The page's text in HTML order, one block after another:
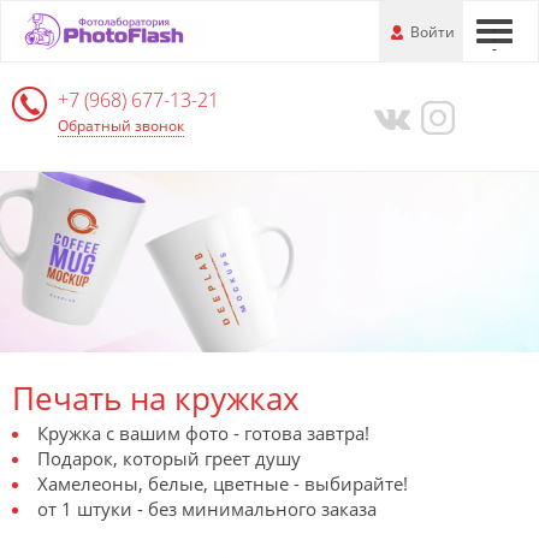
Перейти
к
информации
---
Войти
+7 (968) 677-13-21
Обратный звонок
Печать на кружках
Кружка с вашим фото - готова завтра!
Подарок, который греет душу
Хамелеоны, белые, цветные - выбирайте!
от 1 штуки - без минимального заказа